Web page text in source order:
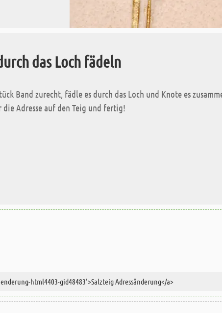
das Loch fädeln
Band zurecht, fädle es durch das Loch und Knote es
die Adresse auf den Teig und fertig!